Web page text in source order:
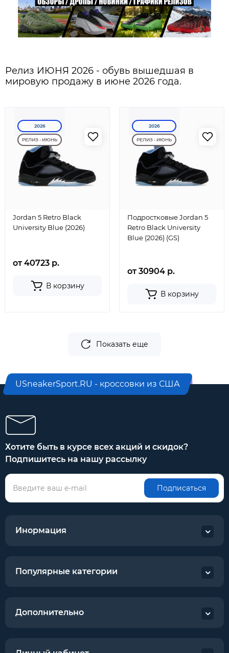
Релиз ИЮНЯ 2026 - обувь вышедшая в
мировую продажу в июне 2026 года.
2026
РЕЛИЗ - ИЮНЬ
Jordan 5 Retro Black
University Blue (2026)
от 40723 р.
В корзину
2026
РЕЛИЗ - ИЮНЬ
Подростковые Jordan 5
Retro Black University
Blue (2026) (GS)
от 30904 р.
В корзину
Показать еще
USneakerSport.RU - кроссовки из США
Хотите быть в курсе всех акций и скидок?
Подпишитесь на нашу рассылку
Подписаться
Инормация
Популярные категории
Дополнительно